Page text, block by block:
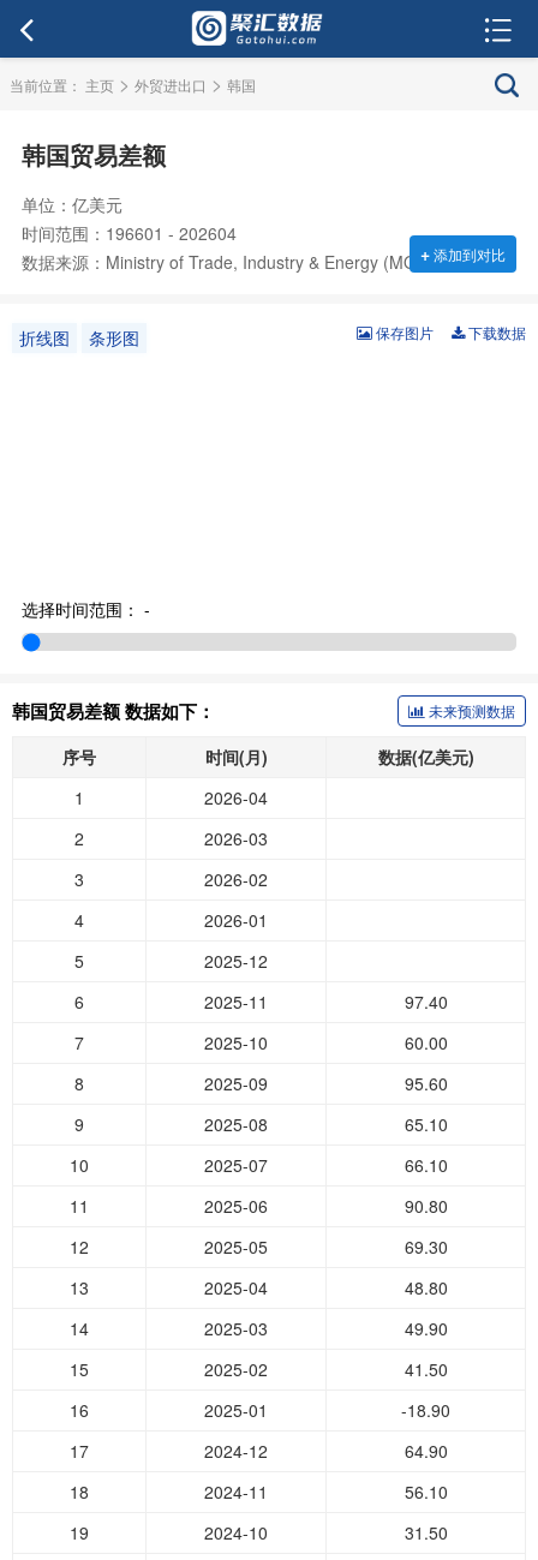
当前位置： 主页 > 外贸进出口 > 韩国
韩国贸易差额
单位：亿美元
时间范围：196601 - 202604
数据来源：Ministry of Trade, Industry & Energy (MOTIE)
+添加到对比
折线图 条形图 下载数据
保存图片
选择时间范围： -
韩国贸易差额 数据如下： 未来预测数据
序号 时间(月)
数据(亿美元)
1
2026-04
2
2026-03
3
2026-02
4
2026-01
5
2025-12
6
2025-11
97.40
7
2025-10
60.00
8
2025-09
95.60
9
2025-08
65.10
10
2025-07
66.10
11
2025-06
90.80
12
2025-05
69.30
13
2025-04
48.80
14
2025-03
49.90
15
2025-02
41.50
16
2025-01
-18.90
17
2024-12
64.90
18
2024-11
56.10
19
2024-10
31.50